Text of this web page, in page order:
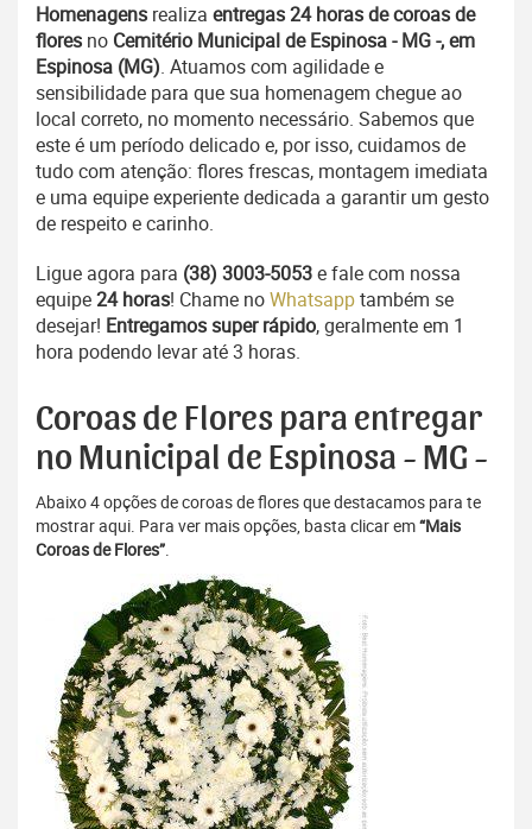
Homenagens realiza entregas 24 horas de coroas de
flores no Cemitério Municipal de Espinosa - MG -, em
Espinosa (MG). Atuamos com agilidade e
sensibilidade para que sua homenagem chegue ao
local correto, no momento necessário. Sabemos que
este é um período delicado e, por isso, cuidamos de
tudo com atenção: flores frescas, montagem imediata
e uma equipe experiente dedicada a garantir um gesto
de respeito e carinho.
Ligue agora para (38) 3003-5053e fale com nossa
equipe24 horas! Chame noWhatsapptambém se
desejar! Entregamos super rápido, geralmente em 1
hora podendo levar até 3 horas.
Coroas de Flores para entregar
no Municipal de Espinosa - MG -
Abaixo 4 opções de coroas de flores que destacamos para te
mostrar aqui. Para ver mais opções, basta clicar em“Mais
Coroas de Flores”.